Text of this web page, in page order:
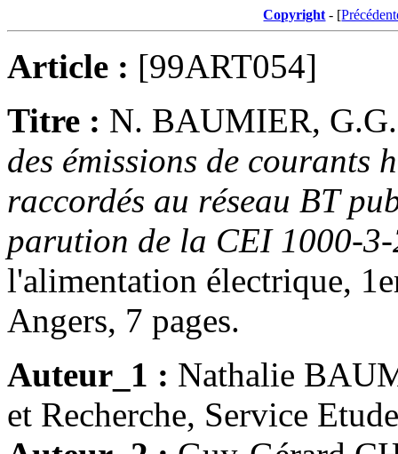
Copyright - [
Article : [99ART054]
Titre : N. BAUMIER,
des émissions de courants
raccordés au réseau BT
parution de la CEI 1000-
l'alimentation électrique,
Angers, 7 pages.
Auteur_1 : Nathalie
et Recherche, Service